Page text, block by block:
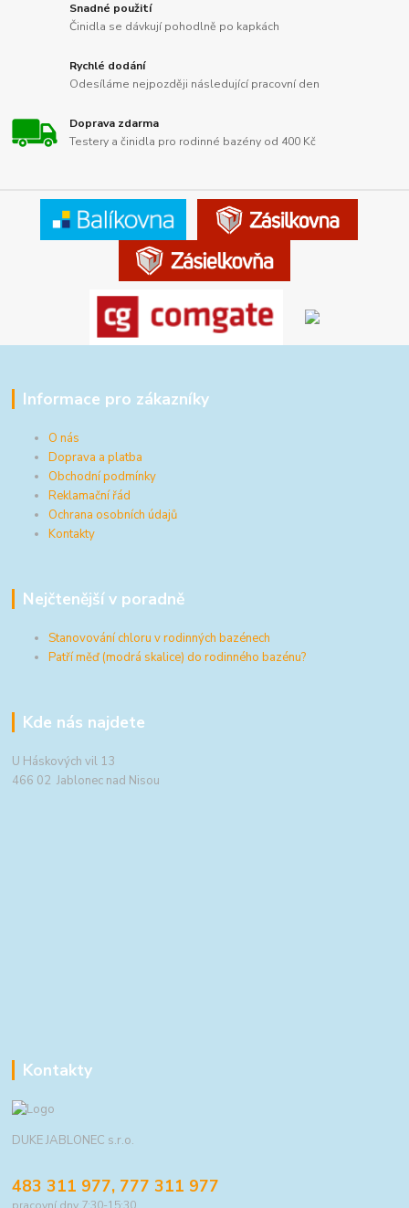
Snadné použití
Činidla se dávkují pohodlně po kapkách
Rychlé dodání
Odesíláme nejpozději následující pracovní den
Doprava zdarma
Testery a činidla pro rodinné bazény od 400 Kč
Informace pro zákazníky
O nás
Doprava a platba
Obchodní podmínky
Reklamační řád
Ochrana osobních údajů
Kontakty
Nejčtenější v poradně
Stanovování chloru v rodinných bazénech
Patří měď (modrá skalice) do rodinného bazénu?
Kde nás najdete
U Háskových vil 13
466 02 Jablonec nad Nisou
Kontakty
DUKE JABLONEC s.r.o.
483 311 977, 777 311 977